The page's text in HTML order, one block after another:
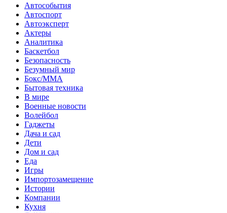
Автособытия
Автоспорт
Автоэксперт
Актеры
Аналитика
Баскетбол
Безопасность
Безумный мир
Бокс/MMA
Бытовая техника
В мире
Военные новости
Волейбол
Гаджеты
Дача и сад
Дети
Дом и сад
Еда
Игры
Импортозамещение
Истории
Компании
Кухня